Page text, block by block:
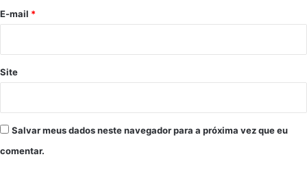
*
E-mail *
Site
Salvar meus dados neste navegador para a próxima vez que eu
comentar.